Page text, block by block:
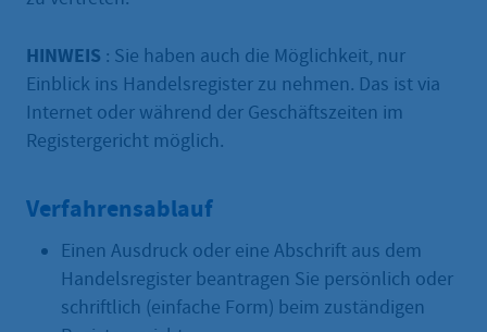
HINWEIS : Sie haben auch die Möglichkeit, nur
Einblick ins Handelsregister zu nehmen. Das ist via
Internet oder während der Geschäftszeiten im
Registergericht möglich.
Verfahrensablauf
Einen Ausdruck oder eine Abschrift aus dem
Handelsregister beantragen Sie persönlich oder
schriftlich (einfache Form) beim zuständigen